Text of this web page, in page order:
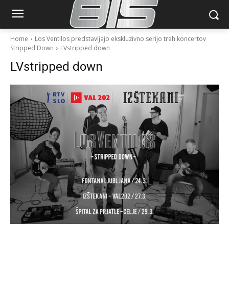
Home
Los Ventilos predstavljajo ekskluzivno serijo treh koncertov
Stripped Down
LVstripped down
LVstripped down